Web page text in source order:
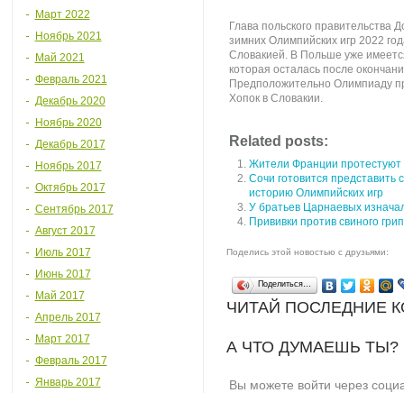
Март 2022
Ноябрь 2021
Май 2021
Февраль 2021
Декабрь 2020
Ноябрь 2020
Декабрь 2017
Ноябрь 2017
Октябрь 2017
Сентябрь 2017
Август 2017
Июль 2017
Июнь 2017
Май 2017
Апрель 2017
Март 2017
Февраль 2017
Январь 2017
Глава польского правительства
зимних Олимпийских игр 2022
Словакией. В Польше уже
которая осталась после
Предположительно Олимпиаду
Хопок в Словакии.
Related posts:
Жители Франции протестуют
Сочи готовится
историю Олимпийских игр
У братьев Царнаевых
Прививки против свиного
Поделись этой новостью с друзьями:
Поделиться…
ЧИТАЙ ПОСЛЕДНИЕ
А ЧТО ДУМАЕШЬ
Вы можете войти через